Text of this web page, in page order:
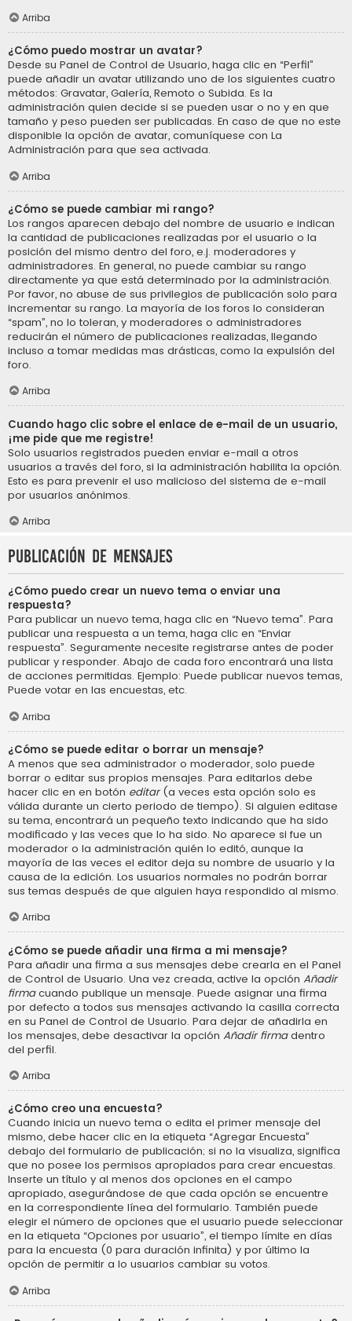
Arriba
¿Cómo puedo mostrar un avatar?
Desde su Panel de Control de Usuario, haga clic en “Perfil”
puede añadir un avatar utilizando uno de los siguientes cuatro
métodos: Gravatar, Galería, Remoto o Subida. Es la
administración quien decide si se pueden usar o no y en que
tamaño y peso pueden ser publicadas. En caso de que no este
disponible la opción de avatar, comuníquese con La
Administración para que sea activada.
Arriba
¿Cómo se puede cambiar mi rango?
Los rangos aparecen debajo del nombre de usuario e indican
la cantidad de publicaciones realizadas por el usuario o la
posición del mismo dentro del foro, e.j. moderadores y
administradores. En general, no puede cambiar su rango
directamente ya que está determinado por la administración.
Por favor, no abuse de sus privilegios de publicación solo para
incrementar su rango. La mayoría de los foros lo consideran
“spam”, no lo toleran, y moderadores o administradores
reducirán el número de publicaciones realizadas, llegando
incluso a tomar medidas mas drásticas, como la expulsión del
foro.
Arriba
Cuando hago clic sobre el enlace de e-mail de un usuario,
¡me pide que me registre!
Solo usuarios registrados pueden enviar e-mail a otros
usuarios a través del foro, si la administración habilita la opción.
Esto es para prevenir el uso malicioso del sistema de e-mail
por usuarios anónimos.
Arriba
Publicación de mensajes
¿Cómo puedo crear un nuevo tema o enviar una
respuesta?
Para publicar un nuevo tema, haga clic en “Nuevo tema”. Para
publicar una respuesta a un tema, haga clic en “Enviar
respuesta”. Seguramente necesite registrarse antes de poder
publicar y responder. Abajo de cada foro encontrará una lista
de acciones permitidas. Ejemplo: Puede publicar nuevos temas,
Puede votar en las encuestas, etc.
Arriba
¿Cómo se puede editar o borrar un mensaje?
A menos que sea administrador o moderador, solo puede
borrar o editar sus propios mensajes. Para editarlos debe
hacer clic en en botón editar(a veces esta opción solo es
válida durante un cierto periodo de tiempo). Si alguien editase
su tema, encontrará un pequeño texto indicando que ha sido
modificado y las veces que lo ha sido. No aparece si fue un
moderador o la administración quién lo editó, aunque la
mayoría de las veces el editor deja su nombre de usuario y la
causa de la edición. Los usuarios normales no podrán borrar
sus temas después de que alguien haya respondido al mismo.
Arriba
¿Cómo se puede añadir una firma a mi mensaje?
Para añadir una firma a sus mensajes debe crearla en el Panel
de Control de Usuario. Una vez creada, active la opción Añadir
firmacuando publique un mensaje. Puede asignar una firma
por defecto a todos sus mensajes activando la casilla correcta
en su Panel de Control de Usuario. Para dejar de añadirla en
los mensajes, debe desactivar la opción Añadir firmadentro
del perfil.
Arriba
¿Cómo creo una encuesta?
Cuando inicia un nuevo tema o edita el primer mensaje del
mismo, debe hacer clic en la etiqueta “Agregar Encuesta”
debajo del formulario de publicación; si no la visualiza, significa
que no posee los permisos apropiados para crear encuestas.
Inserte un título y al menos dos opciones en el campo
apropiado, asegurándose de que cada opción se encuentre
en la correspondiente línea del formulario. También puede
elegir el número de opciones que el usuario puede seleccionar
en la etiqueta “Opciones por usuario”, el tiempo límite en días
para la encuesta (0 para duración infinita) y por último la
opción de permitir a lo usuarios cambiar su votos.
Arriba